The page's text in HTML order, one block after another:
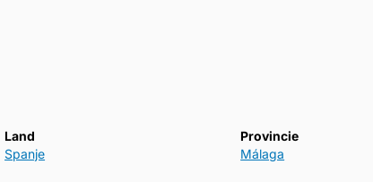
Land
Spanje
Provincie
Málaga